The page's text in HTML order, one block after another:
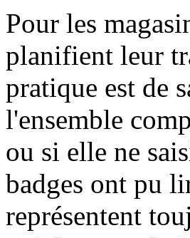
Pour les
planifient leur
pratique est de
l'ensemble
ou si elle ne
badges ont pu
représentent